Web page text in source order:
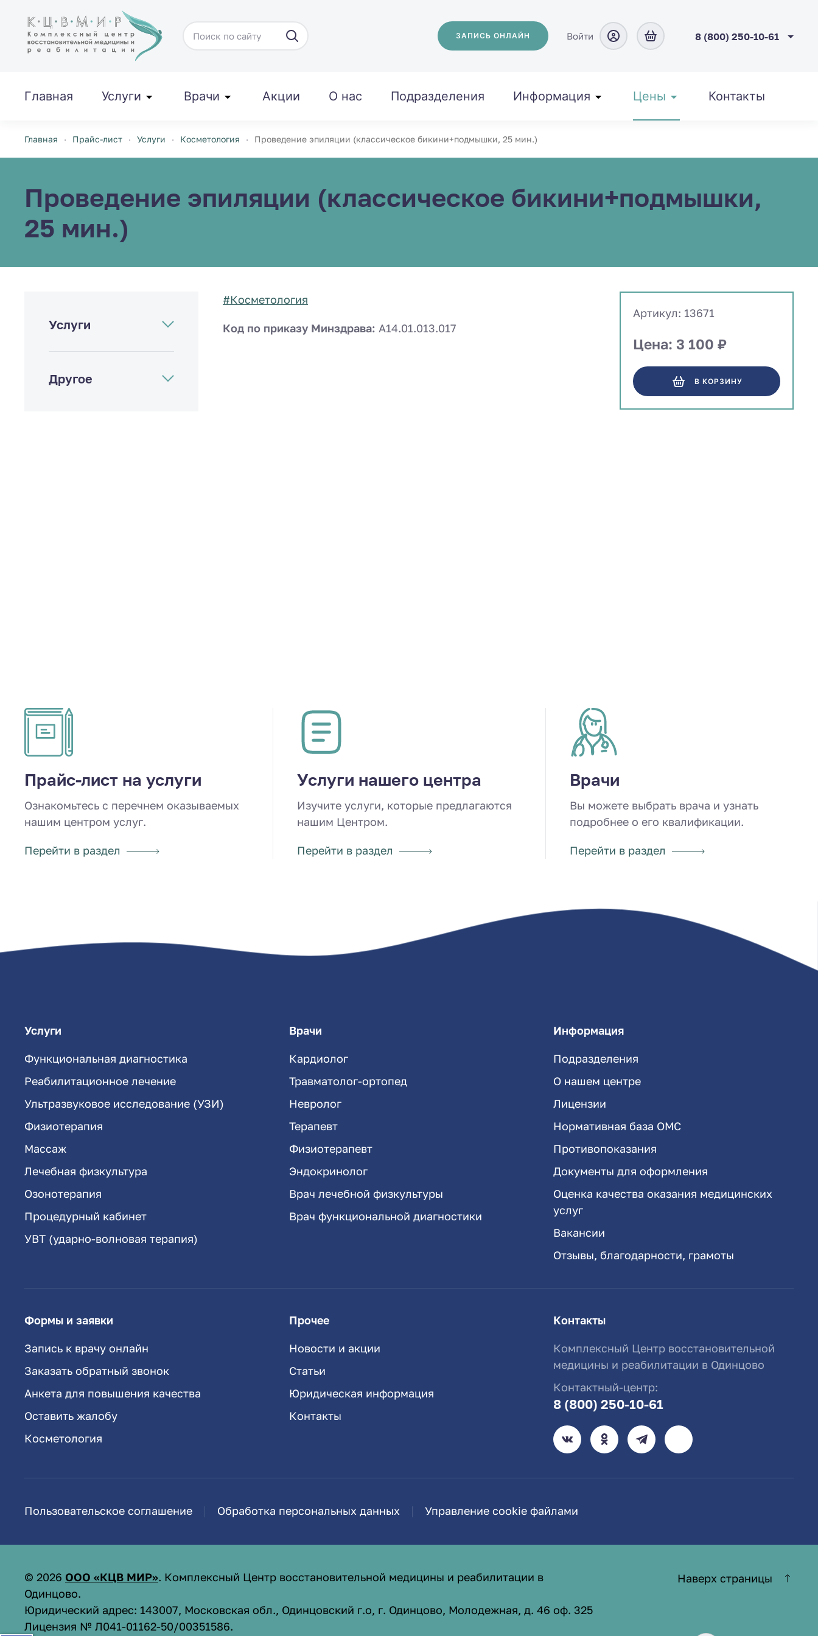
Перейти к содержимому ЗАПИСЬ ОНЛАЙН Войти 8 (800) 250-10-61
Главная Услуги Врачи Акции О нас Подразделения Информация Цены Контакты
Главная Прайс-лист Услуги Косметология Проведение эпиляции (классическое бикини+подмышки, 25 мин.)
Проведение эпиляции (классическое бикини+подмышки,
25 мин.)
Услуги
Другое
#Косметология
Код по приказу Минздрава: A14.01.013.017
Артикул: 13671
Цена: 3 100 ₽
В КОРЗИНУ
Прайс-лист на услуги
Ознакомьтесь с перечнем оказываемых
нашим центром услуг.
Перейти в раздел
Услуги нашего центра
Изучите услуги, которые предлагаются
нашим Центром.
Перейти в раздел
Врачи
Вы можете выбрать врача и узнать
подробнее о его квалификации.
Перейти в раздел
Услуги
Функциональная диагностика
Реабилитационное лечение
Ультразвуковое исследование (УЗИ)
Физиотерапия
Массаж
Лечебная физкультура
Озонотерапия
Процедурный кабинет
УВТ (ударно-волновая терапия)
Врачи
Кардиолог
Травматолог-ортопед
Невролог
Терапевт
Физиотерапевт
Эндокринолог
Врач лечебной физкультуры
Врач функциональной диагностики
Информация
Подразделения
О нашем центре
Лицензии
Нормативная база ОМС
Противопоказания
Документы для оформления
Оценка качества оказания медицинских
услуг
Вакансии
Отзывы, благодарности, грамоты
Формы и заявки
Запись к врачу онлайн
Заказать обратный звонок
Анкета для повышения качества
Оставить жалобу
Косметология
Прочее
Новости и акции
Статьи
Юридическая информация
Контакты
Контакты
Комплексный Центр восстановительной
медицины и реабилитации в Одинцово
Контактный-центр:
8 (800) 250-10-61
Пользовательское соглашение Обработка персональных данных Управление cookie файлами
© 2026 ООО «КЦВ МИР». Комплексный Центр восстановительной медицины и реабилитации в
Одинцово.
Юридический адрес: 143007, Московская обл., Одинцовский г.о, г. Одинцово, Молодежная, д. 46 оф. 325
Лицензия № Л041-01162-50/00351586.
Наверх страницы